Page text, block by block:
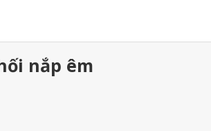
nắp êm